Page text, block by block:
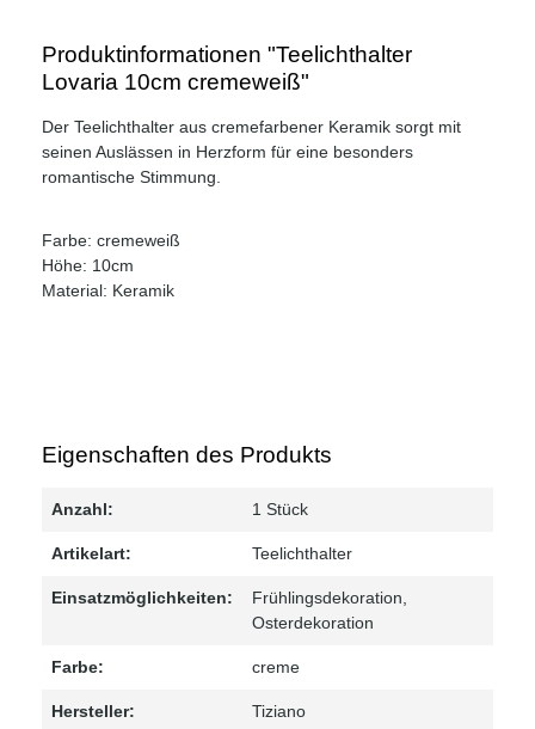
Produktinformationen "Teelichthalter
Lovaria 10cm cremeweiß"
Der Teelichthalter aus cremefarbener Keramik sorgt mit
seinen Auslässen in Herzform für eine besonders
romantische Stimmung.
Farbe: cremeweiß
Höhe: 10cm
Material: Keramik
Eigenschaften des Produkts
Anzahl: 1 Stück
Artikelart: Teelichthalter
Einsatzmöglichkeiten: Frühlingsdekoration
Osterdekoration
Farbe: creme
Hersteller: Tiziano